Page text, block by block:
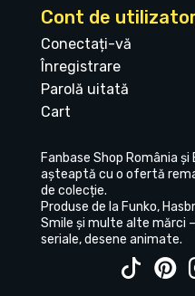
Cont de
Conectați-vă
Înregistrare
Parolă uitată
Cart
Fanbase Shop România
așteaptă cu o ofertă
de colecție.
Produse de la Funko,
Smile și multe alte mărci
seriale, desene animate.